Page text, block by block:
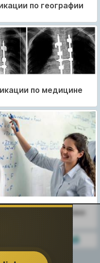
по географии
по медицине
по педагогике
публикаций